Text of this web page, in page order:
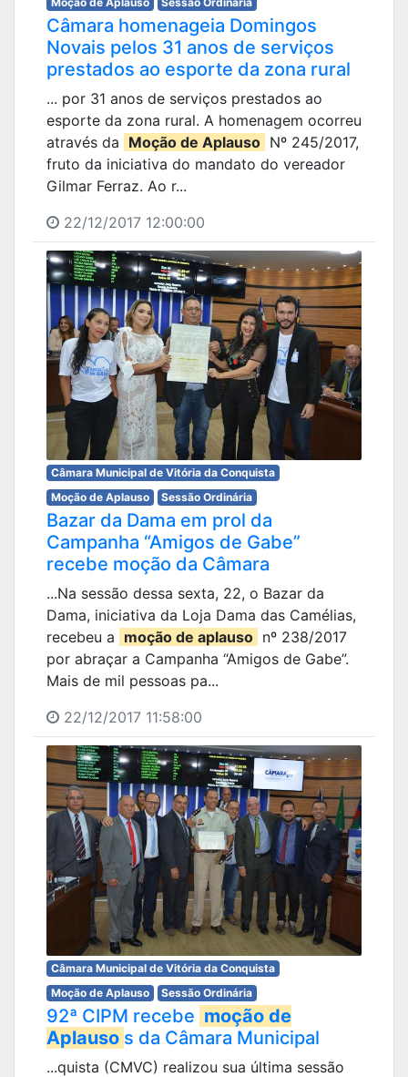
Câmara homenageia Domingos
Novais pelos 31 anos de serviços
prestados ao esporte da zona rural
... por 31 anos de serviços prestados ao
esporte da zona rural. A homenagem ocorreu
através da Moção de Aplauso Nº 245/2017,
fruto da iniciativa do mandato do vereador
Gilmar Ferraz. Ao r...
22/12/2017 12:00:00
Câmara Municipal de Vitória da Conquista
Moção de Aplauso
Sessão Ordinária
Bazar da Dama em prol da
Campanha “Amigos de Gabe”
recebe moção da Câmara
...Na sessão dessa sexta, 22, o Bazar da
Dama, iniciativa da Loja Dama das Camélias,
recebeu a moção de aplauso nº 238/2017
por abraçar a Campanha “Amigos de Gabe”.
Mais de mil pessoas pa...
22/12/2017 11:58:00
Câmara Municipal de Vitória da Conquista
Moção de Aplauso
Sessão Ordinária
92ª CIPM recebe moção de
Aplauso s da Câmara Municipal
...quista (CMVC) realizou sua última sessão